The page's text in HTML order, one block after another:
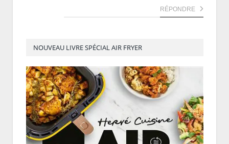
RÉPONDRE
NOUVEAU LIVRE SPÉCIAL AIR FRYER